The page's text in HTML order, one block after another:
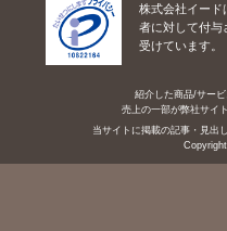
株式会社イード
者に対して付与
受けています。
紹介した商品/サービ
売上の一部が弊社サイ
当サイトに掲載の記事・見出